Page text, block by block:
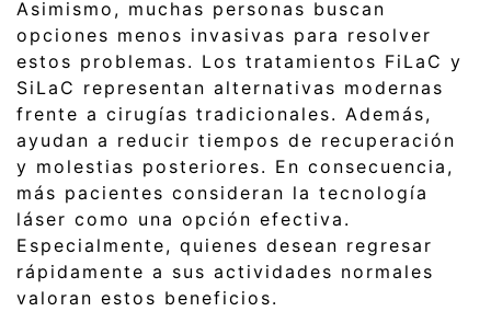
Asimismo, muchas personas buscan
opciones menos invasivas para resolver
estos problemas. Los tratamientos FiLaC y
SiLaC representan alternativas modernas
frente a cirugías tradicionales. Además,
ayudan a reducir tiempos de recuperación
y molestias posteriores. En consecuencia,
más pacientes consideran la tecnología
láser como una opción efectiva.
Especialmente, quienes desean regresar
rápidamente a sus actividades normales
valoran estos beneficios.